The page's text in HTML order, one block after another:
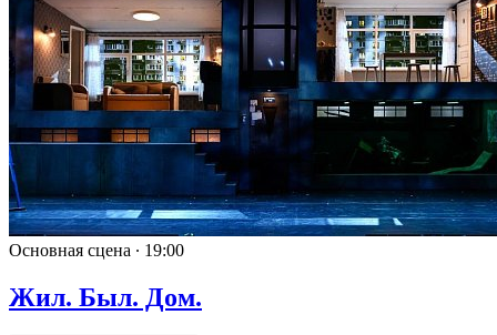
Основная сцена ∙ 19:00
Жил. Был. Дом.